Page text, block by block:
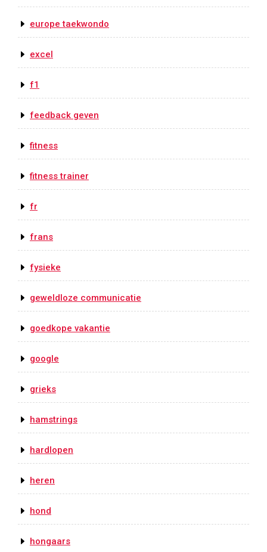
europe taekwondo
excel
f1
feedback geven
fitness
fitness trainer
fr
frans
fysieke
geweldloze communicatie
goedkope vakantie
google
grieks
hamstrings
hardlopen
heren
hond
hongaars